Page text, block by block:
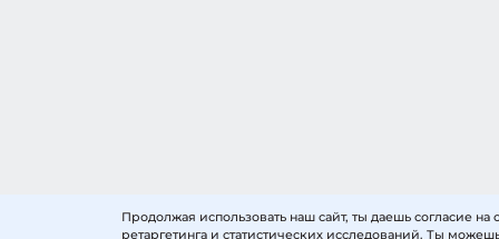
Продолжая использовать наш сайт, ты даешь согласие
ретаргетинга и статистических исследований. Ты
© 2026 «Россия — страна возможностей».Все права
Политика обработки